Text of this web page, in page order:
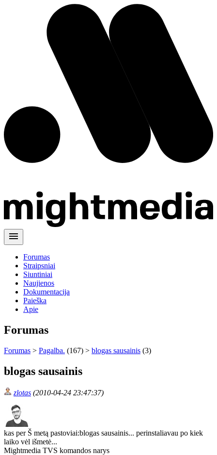
menu
Forumas
Straipsniai
Siuntiniai
Naujienos
Dokumentacija
Paieška
Apie
Forumas
Forumas > Pagalba. (167) > blogas sausainis (3)
blogas sausainis
zlotas (2010-04-24 23:47:37)
kas per Š metą pastoviai:blogas sausainis... perinstaliavau po kiek
laiko vėl išmetė...
Mightmedia TVS komandos narys